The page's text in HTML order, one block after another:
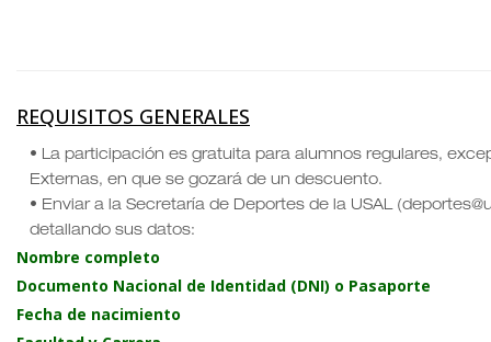
REQUISITOS GENERALES
• La participación es gratuita para alumnos regulares,
Externas, en que se gozará de un descuento.
• Enviar a la Secretaría de Deportes de la USAL
detallando sus datos:
Nombre completo
Documento Nacional de Identidad (DNI) o Pasaporte
Fecha de nacimiento